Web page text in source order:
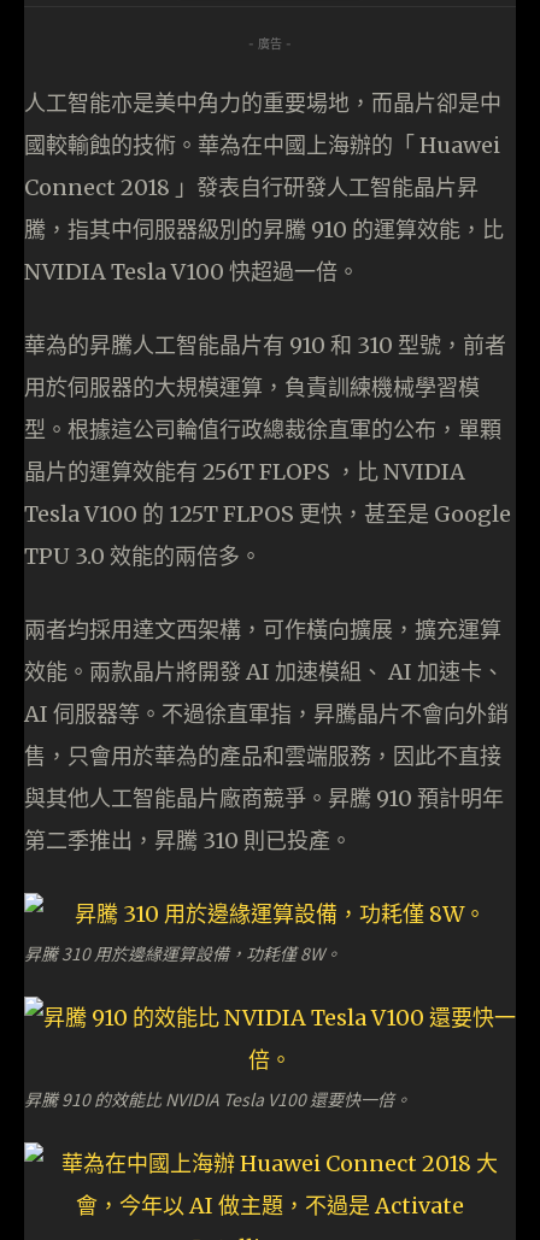
- 廣告 -
人工智能亦是美中角力的重要場地，而晶片卻是中
國較輸蝕的技術。華為在中國上海辦的「 Huawei
Connect 2018 」發表自行研發人工智能晶片昇
騰，指其中伺服器級別的昇騰 910 的運算效能，比
NVIDIA Tesla V100 快超過一倍。
華為的昇騰人工智能晶片有 910 和 310 型號，前者
用於伺服器的大規模運算，負責訓練機械學習模
型。根據這公司輪值行政總裁徐直軍的公布，單顆
晶片的運算效能有 256T FLOPS ，比 NVIDIA
Tesla V100 的 125T FLPOS 更快，甚至是 Google
TPU 3.0 效能的兩倍多。
兩者均採用達文西架構，可作橫向擴展，擴充運算
效能。兩款晶片將開發 AI 加速模組、 AI 加速卡、
AI 伺服器等。不過徐直軍指，昇騰晶片不會向外銷
售，只會用於華為的產品和雲端服務，因此不直接
與其他人工智能晶片廠商競爭。昇騰 910 預計明年
第二季推出，昇騰 310 則已投產。
昇騰 310 用於邊緣運算設備，功耗僅 8W。
昇騰 910 的效能比 NVIDIA Tesla V100 還要快一倍。